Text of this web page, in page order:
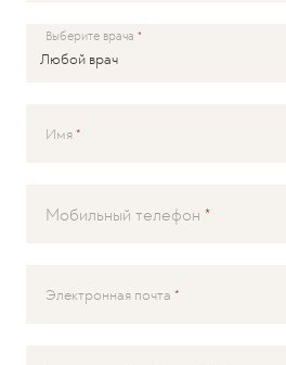
Выберите врача
Имя
Мобильный телефон
Электронная почта